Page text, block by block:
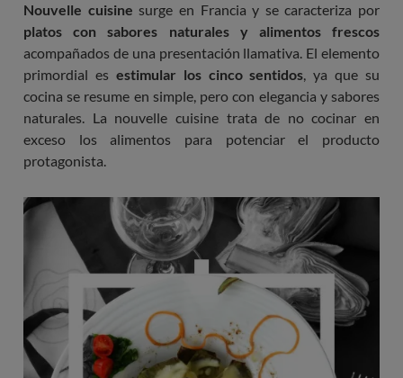
Nouvelle cuisine surge en Francia y se caracteriza por
platos con sabores naturales y alimentos frescos
acompañados de una presentación llamativa. El elemento
primordial es estimular los cinco sentidos, ya que su
cocina se resume en simple, pero con elegancia y sabores
naturales. La nouvelle cuisine trata de no cocinar en
exceso los alimentos para potenciar el producto
protagonista.